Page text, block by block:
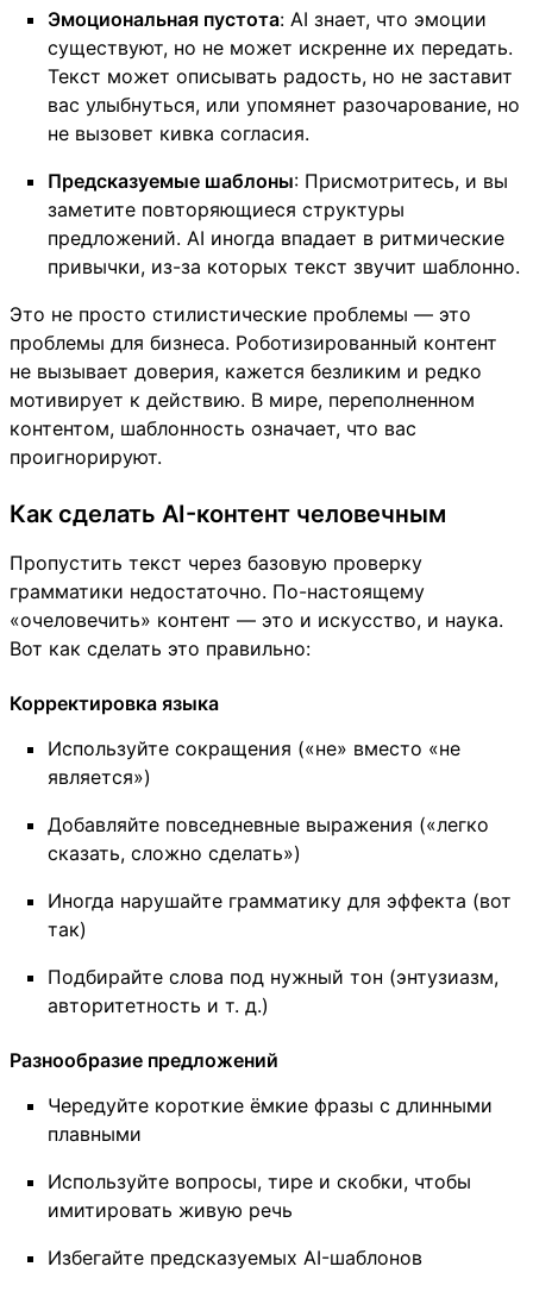
Эмоциональная пустота: AI знает, что эмоции
существуют, но не может искренне их передать.
Текст может описывать радость, но не заставит
вас улыбнуться, или упомянет разочарование, но
не вызовет кивка согласия.
Предсказуемые шаблоны: Присмотритесь, и вы
заметите повторяющиеся структуры
предложений. AI иногда впадает в ритмические
привычки, из-за которых текст звучит шаблонно.
Это не просто стилистические проблемы — это
проблемы для бизнеса. Роботизированный контент
не вызывает доверия, кажется безликим и редко
мотивирует к действию. В мире, переполненном
контентом, шаблонность означает, что вас
проигнорируют.
Как сделать AI-контент человечным
Пропустить текст через базовую проверку
грамматики недостаточно. По-настоящему
«очеловечить» контент — это и искусство, и наука.
Вот как сделать это правильно:
Корректировка языка
Используйте сокращения («не» вместо «не
является»)
Добавляйте повседневные выражения («легко
сказать, сложно сделать»)
Иногда нарушайте грамматику для эффекта (вот
так)
Подбирайте слова под нужный тон (энтузиазм,
авторитетность и т. д.)
Разнообразие предложений
Чередуйте короткие ёмкие фразы с длинными
плавными
Используйте вопросы, тире и скобки, чтобы
имитировать живую речь
Избегайте предсказуемых AI-шаблонов